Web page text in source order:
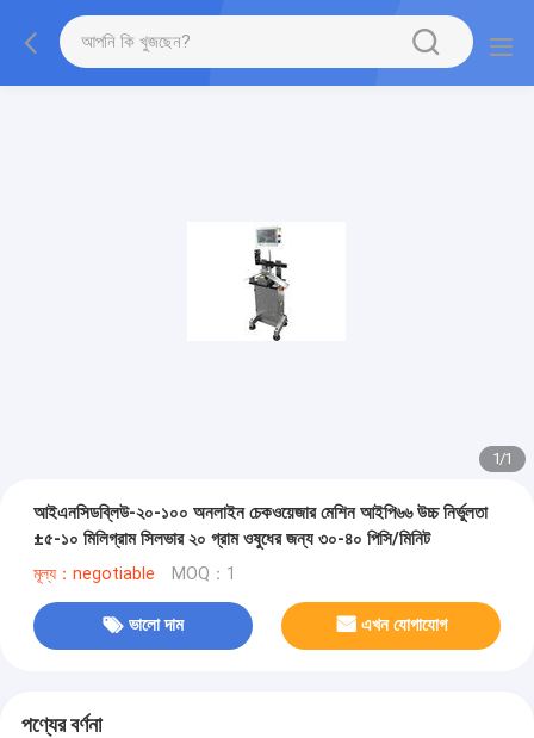
1/1
আইএনসিডব্লিউ-২০-১০০ অনলাইন চেকওয়েজার মেশিন আইপি৬৬ উচ্চ নির্ভুলতা
±৫-১০ মিলিগ্রাম সিলভার ২০ গ্রাম ওষুধের জন্য ৩০-৪০ পিসি/মিনিট
মূল্য：negotiable MOQ：1
ভালো দাম এখন যোগাযোগ
পণ্যের বর্ণনা